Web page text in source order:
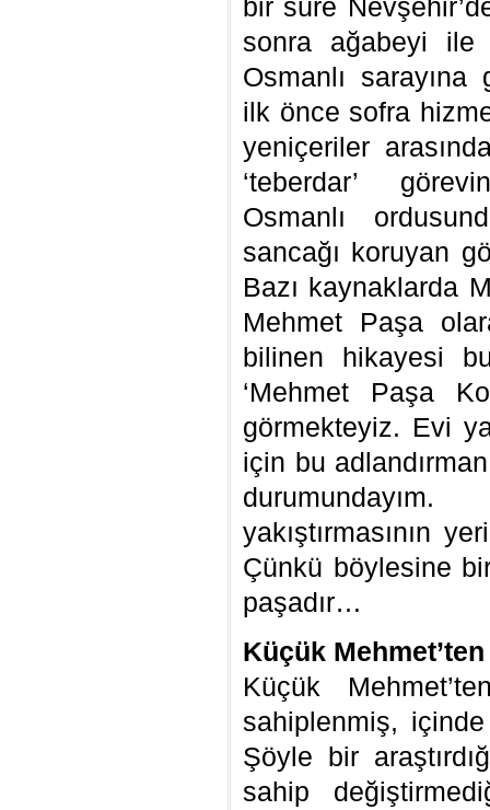
bir süre
sonra ağabeyi ile
Osmanlı sarayına
ilk önce sofra
yeniçeriler
‘teberdar’
Osmanlı
sancağı koruyan
Bazı kaynaklarda
Mehmet Paşa
bilinen hikayesi
‘Mehmet Paşa
görmekteyiz. Evi
için bu
yakıştırmasının
Çünkü böylesine
paşadır…
Küçük
Küçük
sahiplenmiş,
Şöyle bir
sahip